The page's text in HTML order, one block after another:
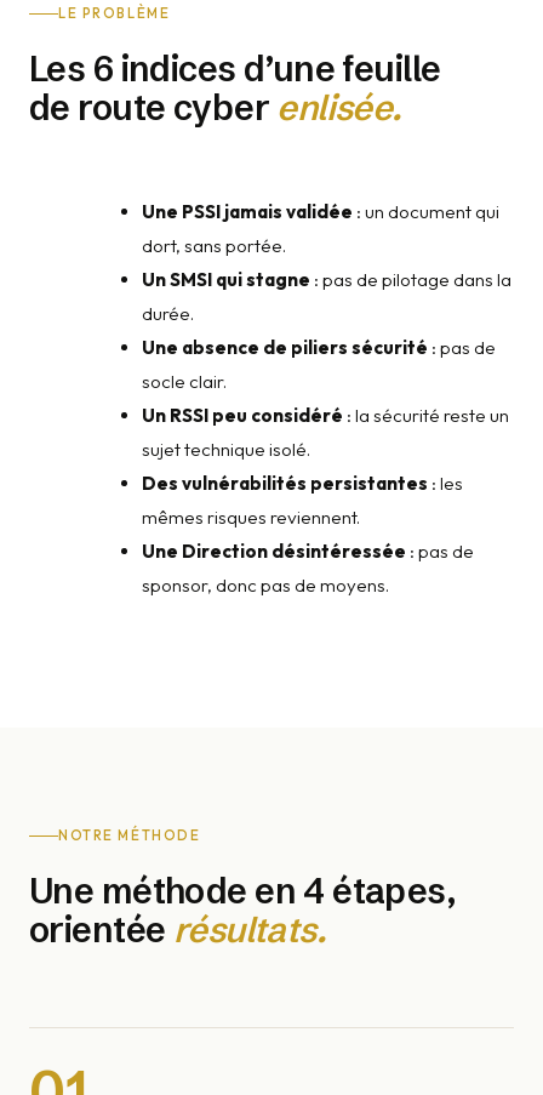
LE PROBLÈME
Les 6 indices d’une feuille
de route cyber enlisée.
Une PSSI jamais validée : un document qui
dort, sans portée.
Un SMSI qui stagne : pas de pilotage dans la
durée.
Une absence de piliers sécurité : pas de
socle clair.
Un RSSI peu considéré : la sécurité reste un
sujet technique isolé.
Des vulnérabilités persistantes : les
mêmes risques reviennent.
Une Direction désintéressée : pas de
sponsor, donc pas de moyens.
NOTRE MÉTHODE
Une méthode en 4 étapes,
orientée résultats.